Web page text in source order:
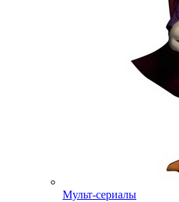
Мульт-сериалы